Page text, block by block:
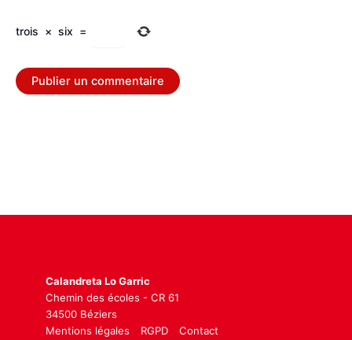
trois × six =
Calandreta Lo Garric
Chemin des écoles - CR 61
34500 Béziers
Mentions légales
RGPD
Contact